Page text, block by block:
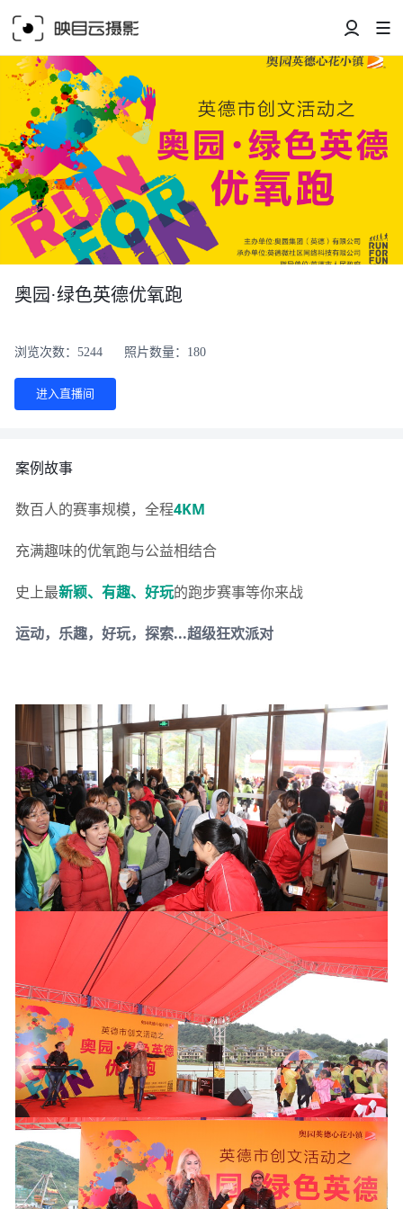
奥园·绿色英德优氧跑
浏览次数：5244 照片数量：180
进入直播间
案例故事
数百人的赛事规模，全程4KM
充满趣味的优氧跑与公益相结合
史上最新颖、有趣、好玩的跑步赛事等你来战
运动，乐趣，好玩，探索...超级狂欢派对